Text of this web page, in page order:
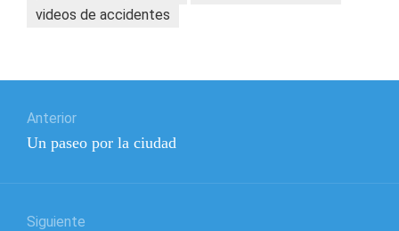
videos de accidentes
entradas
Anterior
Entrada
Un paseo por la ciudad
Siguiente